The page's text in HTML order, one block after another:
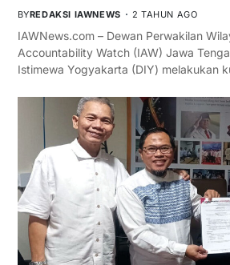
BYREDAKSI IAWNEWS 2 TAHUN AGO
IAWNews.com – Dewan Perwakilan
Accountability Watch (IAW) Jawa
Istimewa Yogyakarta (DIY) melakukan